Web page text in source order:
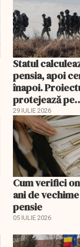
Statul
pensia, apoi
înapoi.
protejează pe
pensionarii
29 IULIE 2026
Cum verifici
ani de
pensie
05 IULIE 2026